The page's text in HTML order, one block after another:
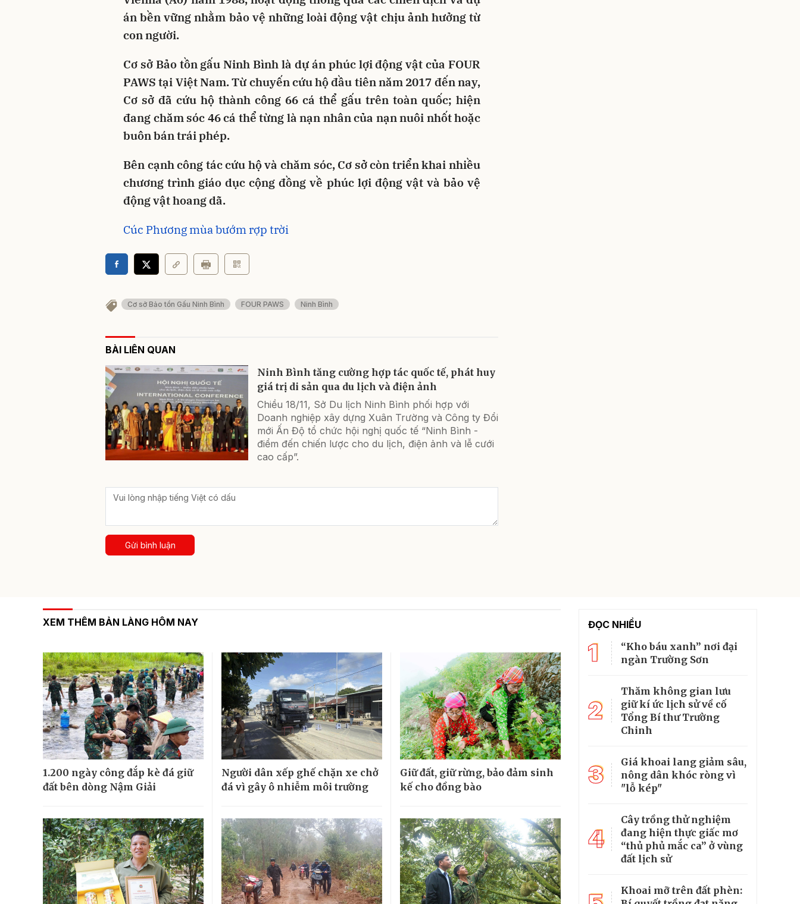
án bền vững nhằm bảo vệ những loài động vật chịu ảnh hưởng từ
con người.
Cơ sở Bảo tồn gấu Ninh Bình là dự án phúc lợi động vật của FOUR
PAWS tại Việt Nam. Từ chuyến cứu hộ đầu tiên năm 2017 đến nay,
Cơ sở đã cứu hộ thành công 66 cá thể gấu trên toàn quốc; hiện
đang chăm sóc 46 cá thể từng là nạn nhân của nạn nuôi nhốt hoặc
buôn bán trái phép.
Bên cạnh công tác cứu hộ và chăm sóc, Cơ sở còn triển khai nhiều
chương trình giáo dục cộng đồng về phúc lợi động vật và bảo vệ
động vật hoang dã.
Cúc Phương mùa bướm rợp trời
Cơ sở Bảo tồn Gấu Ninh Bình FOUR PAWS Ninh Bình
BÀI LIÊN QUAN
Ninh Bình tăng cường hợp tác quốc tế, phát huy
giá trị di sản qua du lịch và điện ảnh
Chiều 18/11, Sở Du lịch Ninh Bình phối hợp với
Doanh nghiệp xây dựng Xuân Trường và Công ty Đổi
mới Ấn Độ tổ chức hội nghị quốc tế “Ninh Bình -
điểm đến chiến lược cho du lịch, điện ảnh và lễ cưới
cao cấp”.
Gửi bình luận
XEM THÊM BẢN LÀNG HÔM NAY
1.200 ngày công đắp kè đá giữ
đất bên dòng Nậm Giải
Người dân xếp ghế chặn xe chở
đá vì gây ô nhiễm môi trường
Giữ đất, giữ rừng, bảo đảm sinh
kế cho đồng bào
ĐỌC NHIỀU
1
“Kho báu xanh” nơi đại
ngàn Trường Sơn
2
Thăm không gian lưu
giữ kí ức lịch sử về cố
Tổng Bí thư Trường
Chinh
3
Giá khoai lang giảm sâu,
nông dân khóc ròng vì
"lỗ kép"
4
Cây trồng thử nghiệm
đang hiện thực giấc mơ
“thủ phủ mắc ca” ở vùng
đất lịch sử
Khoai mỡ trên đất phèn: